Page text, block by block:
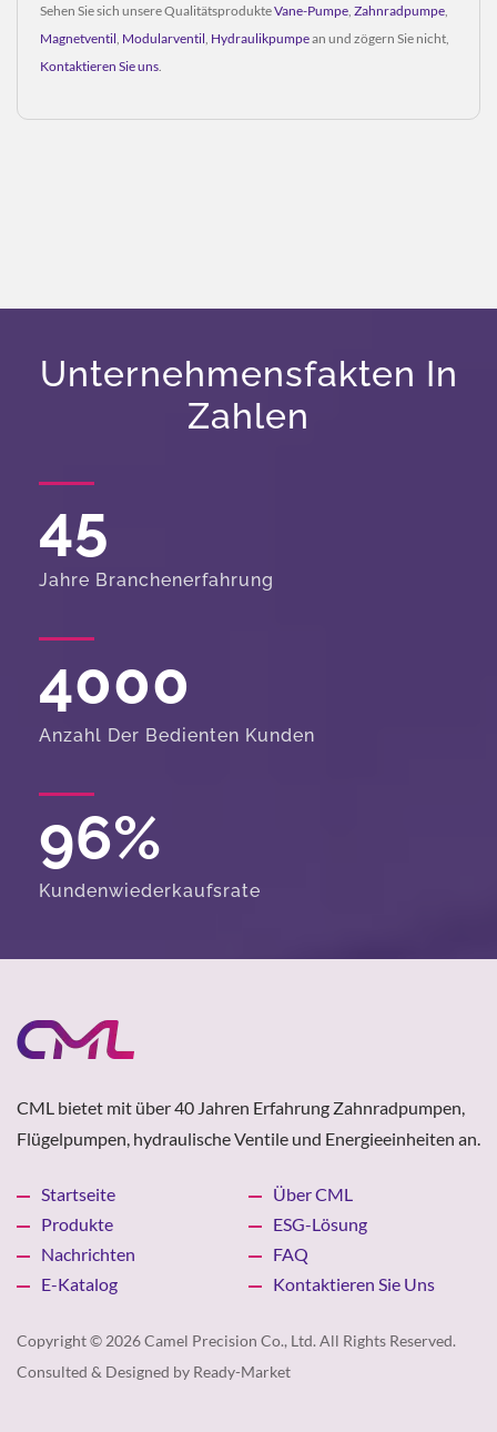
Sehen Sie sich unsere QualitätsprodukteVane-Pumpe Zahnradpumpe
Magnetventil Modularventil Hydraulikpumpean und zögern Sie nicht,
Kontaktieren Sie uns
Unternehmensfakten In
Zahlen
45
Jahre Branchenerfahrung
4000
Anzahl Der Bedienten Kunden
96%
Kundenwiederkaufsrate
CML bietet mit über 40 Jahren Erfahrung Zahnradpumpen,
Flügelpumpen, hydraulische Ventile und Energieeinheiten an.
Startseite
Über CML
Produkte
ESG-Lösung
Nachrichten
FAQ
E-Katalog
Kontaktieren Sie Uns
Copyright © 2026Camel Precision Co., Ltd. All Rights Reserved.
Consulted & Designed by Ready-Market